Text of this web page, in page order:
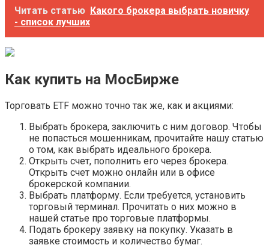
Читать статью Какого брокера выбрать новичку
- список лучших
Как купить на МосБирже
Торговать ETF можно точно так же, как и акциями:
Выбрать брокера, заключить с ним договор. Чтобы
не попасться мошенникам, прочитайте нашу статью
о том, как выбрать идеального брокера.
Открыть счет, пополнить его через брокера.
Открыть счет можно онлайн или в офисе
брокерской компании.
Выбрать платформу. Если требуется, установить
торговый терминал. Прочитать о них можно в
нашей статье про торговые платформы.
Подать брокеру заявку на покупку. Указать в
заявке стоимость и количество бумаг.